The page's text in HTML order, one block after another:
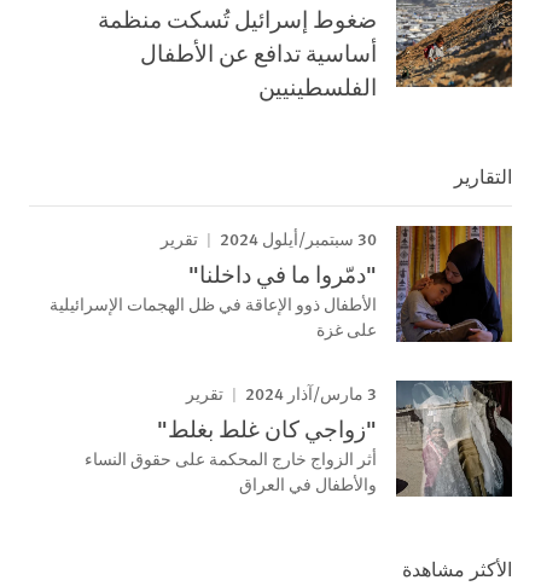
ضغوط إسرائيل تُسكت منظمة
أساسية تدافع عن الأطفال
الفلسطينيين
التقارير
30 سبتمبر/أيلول 2024 تقرير
"دمّروا ما في داخلنا"
الأطفال ذوو الإعاقة في ظل الهجمات الإسرائيلية
على غزة
3 مارس/آذار 2024 تقرير
"زواجي كان غلط بغلط"
أثر الزواج خارج المحكمة على حقوق النساء
والأطفال في العراق
الأكثر مشاهدة